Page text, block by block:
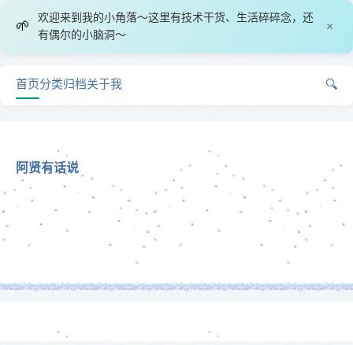
🌱
欢迎来到我的小角落～这里有技术干货、生活碎碎念，还
有偶尔的小脑洞～
×
首页 分类归档关于我 🔍
阿贤有话说